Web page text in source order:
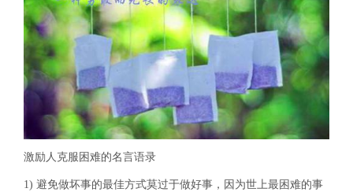
激励人克服困难的名言语录
1) 避免做坏事的最佳方式莫过于做好事，因为世上最困难的事